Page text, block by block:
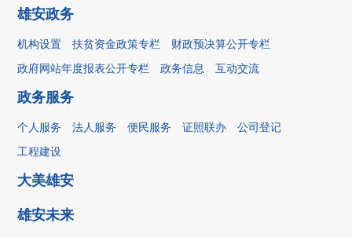
雄安政务
机构设置 扶贫资金政策专栏
财政预决算公开专栏
政府网站年度报表公开专栏
政务信息 互动交流
政务服务
个人服务 法人服务 便民服务 证照联办
公司登记
工程建设
大美雄安
雄安未来